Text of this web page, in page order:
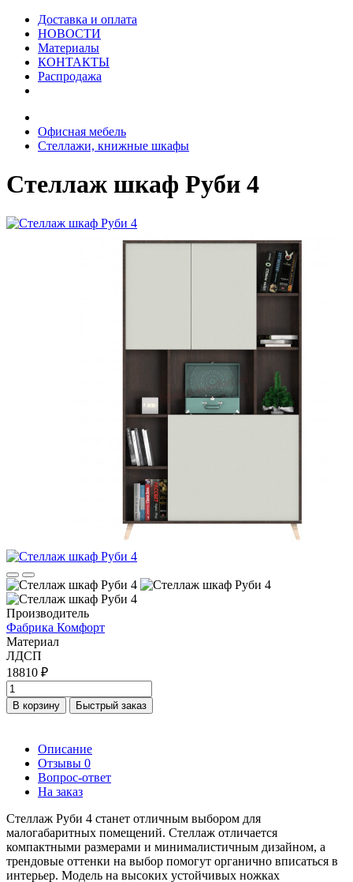
Доставка и оплата
НОВОСТИ
Материалы
КОНТАКТЫ
Распродажа
Офисная мебель
Стеллажи, книжные шкафы
Стеллаж шкаф Руби 4
Производитель
Фабрика Комфорт
Материал
ЛДСП
18810 ₽
В корзину Быстрый заказ
Описание
Отзывы 0
Вопрос-ответ
На заказ
Стеллаж Руби 4 станет отличным выбором для
малогабаритных помещений. Стеллаж отличается
компактными размерами и минималистичным дизайном, а
трендовые оттенки на выбор помогут органично вписаться в
интерьер. Модель на высоких устойчивых ножках